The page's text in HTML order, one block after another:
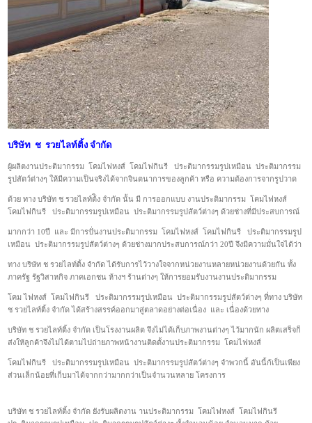
บริษัท ช รวยไลท์ติ้ง จำกัด
ผู้ผลิตงานประติมากรรม โคมไฟหงส์ โคมไฟกินรี ประติมากรรมรูปเหมือน ประติมากรรม
รูปสัตว์ต่างๆ ให้มีความเป็นจริงได้จากจินตนาการของลูกค้า หรือ ความต้องการจากรูปวาด
ด้วย ทาง บริษัท ช รวยไลท์ต้ิง จำกัด นั้น มี การออกแบบ งานประติมากรรม โคมไฟหงส์
โคมไฟกินรี ประติมากรรมรูปเหมือน ประติมากรรมรูปสัตว์ต่างๆ ด้วยช่างที่มีประสบการณ์
มากกว่า 10ปี และ มีการปั่นงานประติมากรรม โคมไฟหงส์ โคมไฟกินรี ประติมากรรมรูป
เหมือน ประติมากรรมรูปสัตว์ต่างๆ ด้วยช่างมากประสบการณ์กว่า 20ปี จึงมีความมั่นใจได้ว่า
ทาง บริษัท ช รวยไลท์ติ้ง จำกัด ได้รับการไว้วางใจจากหน่วยงานหลายหน่วยงานด้วยกัน ทั้ง
ภาครัฐ รัฐวิสาหกิจ ภาคเอกชน ห้างฯ ร้านต่างๆ ให้การยอมรับงานงานประติมากรรม
โคม ไฟหงส์ โคมไฟกินรี ประติมากรรมรูปเหมือน ประติมากรรมรูปสัตว์ต่างๆ ที่ทาง บริษัท
ช รวยไลท์ติ้ง จำกัด ได้สร้างสรรค์ออกมาสู่ตลาดอย่างต่อเนื่อง และ เนื่่องด้วยทาง
บริษัท ช รวยไลท์ติ้ง จำกัด เป็นโรงงานผลิต จึงไม่ได้เก็บภาพงานต่างๆ ไว้มากนัก ผลิตเสร็จก็
ส่งให้ลูกค้าจึงไม่ได้ตามไปถ่ายภาพหน้างานติดตั้งานประติมากรรม โคมไฟหงส์
โคมไฟกินรี ประติมากรรมรูปเหมือน ประติมากรรมรูปสัตว์ต่างๆ จำพวกนี้ อันนี้ก้เป็นเพียง
ส่วนเล็กน้อยที่เก็บมาได้จากกว่ามากกว่าเป็นจำนวนหลาย โครงการ
บริษัท ช รวยไลท์ติ้ง จำกัด ยังรับผลิตงาน านประติมากรรม โคมไฟหงส์ โคมไฟกินรี